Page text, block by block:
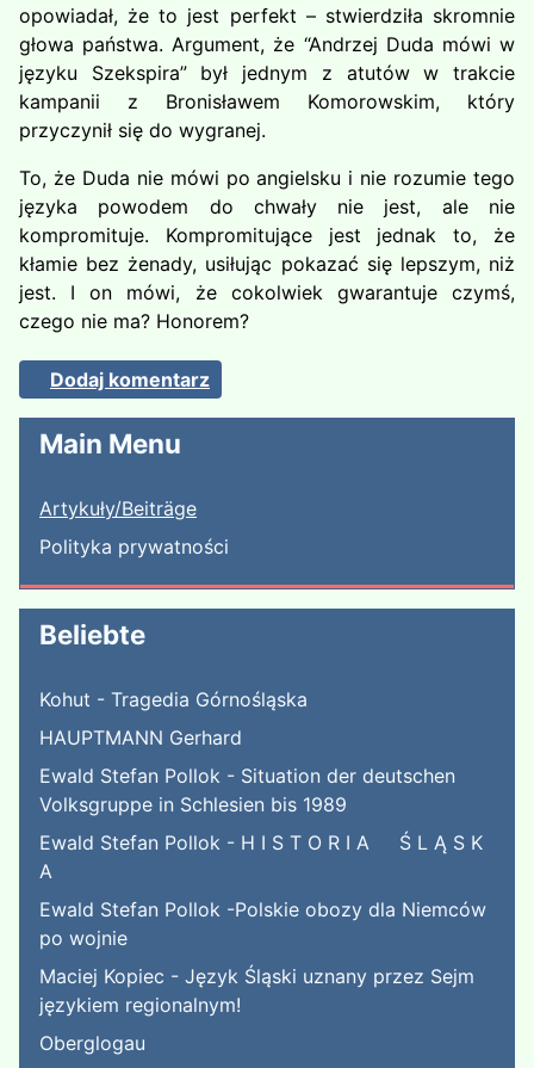
Main Menu
Artykuły/Beiträge
Polityka prywatności
Beliebte
Kohut - Tragedia Górnośląska
HAUPTMANN Gerhard
Ewald Stefan Pollok - Situation der deutschen
Volksgruppe in Schlesien bis 1989
Ewald Stefan Pollok - H I S T O R I A Ś L Ą S K
A
Ewald Stefan Pollok -Polskie obozy dla Niemców
po wojnie
Maciej Kopiec - Język Śląski uznany przez Sejm
językiem regionalnym!
Oberglogau
opowiadał, że to jest perfekt – stwierdziła skromnie
głowa państwa. Argument, że “Andrzej Duda mówi w
języku Szekspira” był jednym z atutów w trakcie
kampanii z Bronisławem Komorowskim, który
przyczynił się do wygranej.
To, że Duda nie mówi po angielsku i nie rozumie tego
języka powodem do chwały nie jest, ale nie
kompromituje. Kompromitujące jest jednak to, że
kłamie bez żenady, usiłując pokazać się lepszym, niż
jest. I on mówi, że cokolwiek gwarantuje czymś,
czego nie ma? Honorem?
Dodaj komentarz